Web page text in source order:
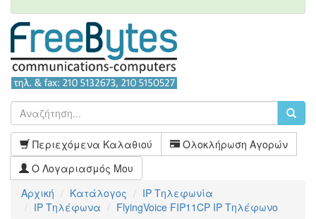
Περιεχόμενα Καλαθιού
Ολοκλήρωση Αγορών
Ο Λογαριασμός Μου
Αρχική
Κατάλογος
IP Τηλεφωνία
IP Τηλέφωνα
FlyingVoice FIP11CP IP Τηλέφωνο